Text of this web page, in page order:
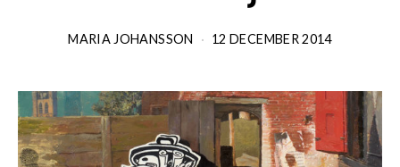
MARIA JOHANSSON 12 DECEMBER 2014